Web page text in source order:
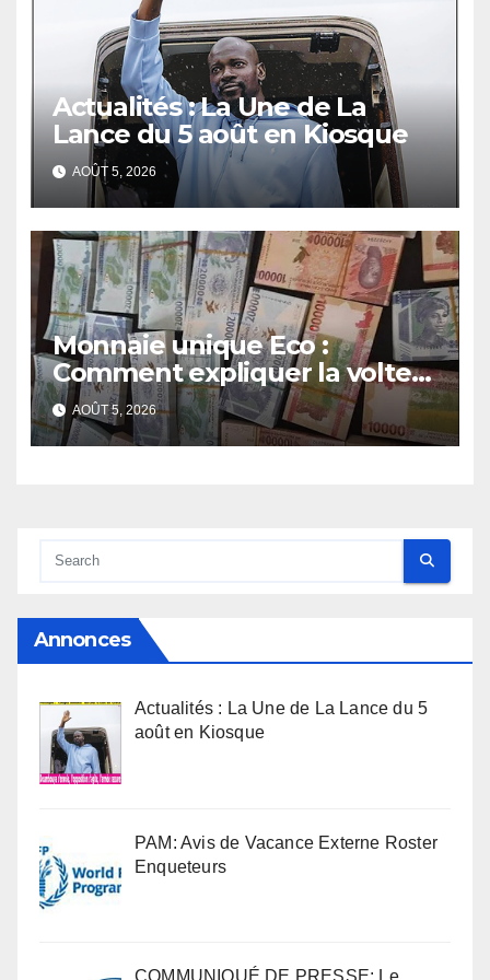
Actualités : La Une de La
Lance du 5 août en Kiosque
AOÛT 5, 2026
Monnaie unique Eco :
Comment expliquer la volte-
face de la Guinée
AOÛT 5, 2026
Annonces
Actualités : La Une de La Lance du 5
août en Kiosque
PAM: Avis de Vacance Externe Roster
Enqueteurs